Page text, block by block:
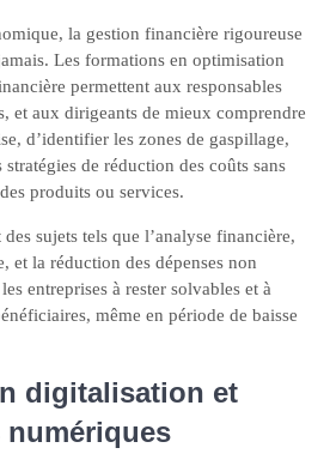
la gestion financière rigoureuse
Les formations en optimisation
permettent aux responsables
et aux dirigeants de mieux comprendre
d’identifier les zones de gaspillage,
de réduction des coûts sans
produits ou services.
sujets tels que l’analyse financière,
et la réduction des dépenses non
entreprises à rester solvables et à
même en période de baisse
digitalisation et
numériques